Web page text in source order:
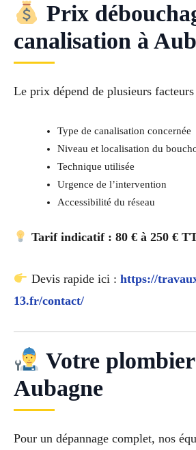
Prix
canalisation à
Le prix dépend de plusieurs
Type de canalisation concernée
Niveau et localisation du
Technique utilisée
Urgence de l’intervention
Accessibilité du réseau
Tarif indicatif : 80 € à 250 €
Devis rapide ici : https://
13.fr/contact/
Votre
Aubagne
Pour un dépannage complet, nos